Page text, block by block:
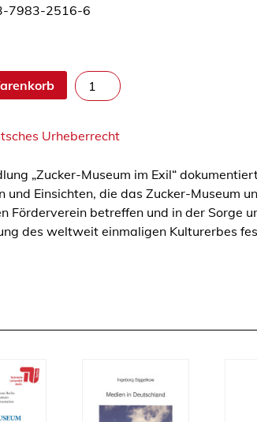
7983-2516-6
u
k
r
-
M
u
i
Urheberrecht
„Zucker-Museum im Exil“
und Einsichten, die das Zucker-Museum
Förderverein betreffen und in der Sorge
des weltweit einmaligen Kulturerbes